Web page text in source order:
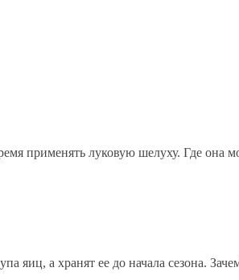
применять луковую шелуху. Где она
яиц, а хранят ее до начала сезона.